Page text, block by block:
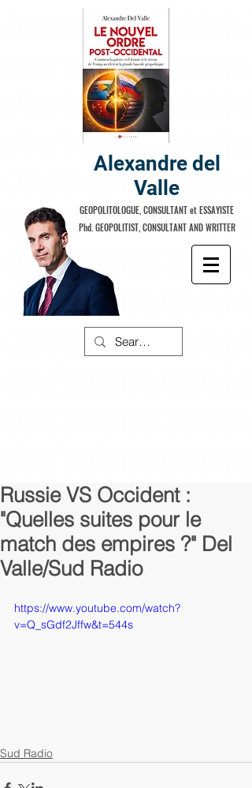
Alexandre del
Valle
GEOPOLITOLOGUE, CONSULTANT et ESSAYISTE
Phd. GEOPOLITIST, CONSULTANT AND WRITTER
Russie VS Occident :
"Quelles suites pour le
match des empires ?" Del
Valle/Sud Radio
https://www.youtube.com/watch?
v=Q_sGdf2Jffw&t=544s
Sud Radio